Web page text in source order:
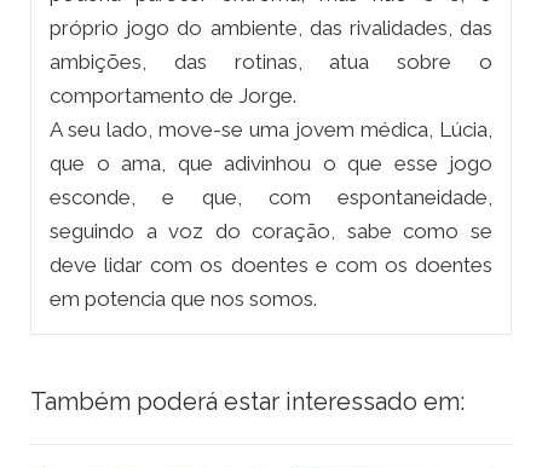
próprio jogo do ambiente, das rivalidades, das
ambições, das rotinas, atua sobre o
comportamento de Jorge.
A seu lado, move-se uma jovem médica, Lúcia,
que o ama, que adivinhou o que esse jogo
esconde, e que, com espontaneidade,
seguindo a voz do coração, sabe como se
deve lidar com os doentes e com os doentes
em potencia que nos somos.
Também poderá estar interessado em: